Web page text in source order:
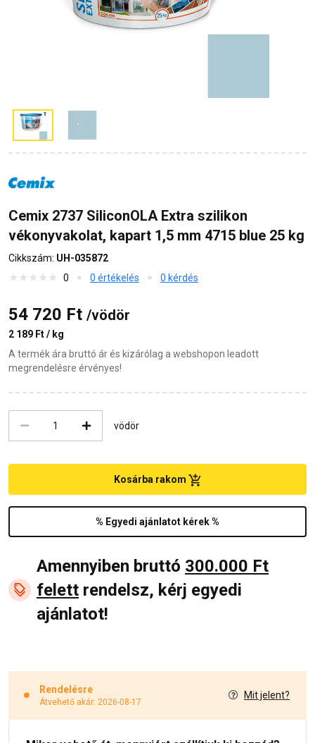
Cemix 2737 SiliconOLA Extra szilikon
vékonyvakolat, kapart 1,5 mm 4715 blue 25 kg
Cikkszám: UH-035872
0
0 értékelés 0 kérdés
54 720 Ft /vödör
2 189 Ft / kg
A termék ára bruttó ár és kizárólag a webshopon leadott
megrendelésre érvényes!
vödör
% Egyedi ajánlatot kérek %
Kosárba rakom
Amennyiben bruttó 300.000 Ft
felett rendelsz, kérj egyedi
ajánlatot!
Rendelésre
Átvehető akár: 2026-08-17
Mit jelent?